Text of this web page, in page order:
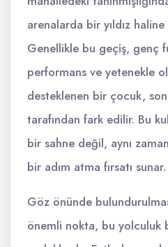
arenalarda bir yıldız
Genellikle bu geçiş, genç
performans ve yetenekle
desteklenen bir çocuk,
tarafından fark edilir. Bu
bir sahne değil, aynı
bir adım atma fırsatı sunar.
Göz önünde
önemli nokta, bu yolculuk